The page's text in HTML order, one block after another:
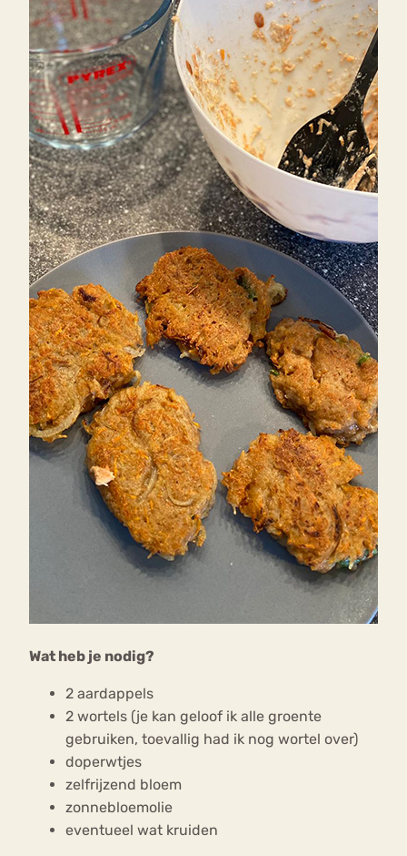
Wat heb je nodig?
2 aardappels
2 wortels (je kan geloof ik alle groente
gebruiken, toevallig had ik nog wortel over)
doperwtjes
zelfrijzend bloem
zonnebloemolie
eventueel wat kruiden